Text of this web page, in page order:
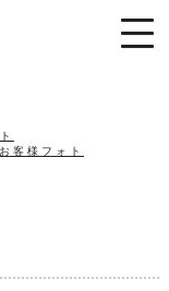
客様フォト